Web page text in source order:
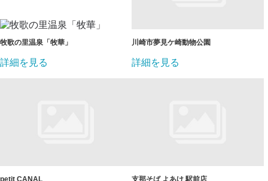
牧歌の里温泉「牧華」
詳細を見る
川崎市夢見ケ崎動物公園
詳細を見る
petit CANAL 支那そば よあけ 駅前店